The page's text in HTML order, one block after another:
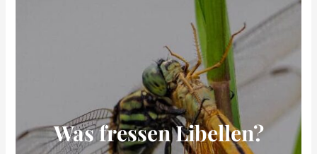
Was fressen Libellen?